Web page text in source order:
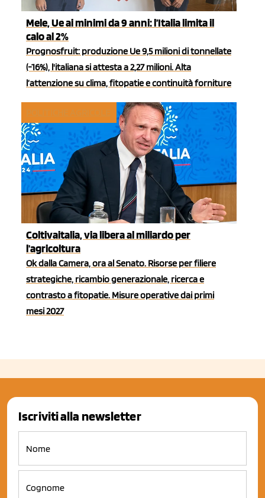
Mele, Ue ai minimi da 9 anni: l’Italia limita il
calo al 2%
Prognosfruit: produzione Ue 9,5 milioni di tonnellate
(-16%), l'italiana si attesta a 2,27 milioni. Alta
l’attenzione su clima, fitopatie e continuità forniture
Coltivaitalia, via libera al miliardo per
l'agricoltura
Ok dalla Camera, ora al Senato. Risorse per filiere
strategiche, ricambio generazionale, ricerca e
contrasto a fitopatie. Misure operative dai primi
mesi 2027
Iscriviti alla newsletter